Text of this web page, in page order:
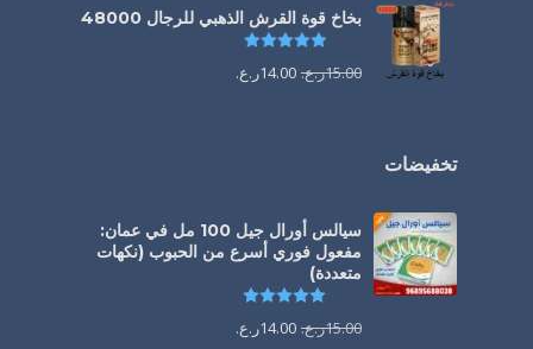
بخاخ قوة القرش الذهبي للرجال 48000
تم التقييم
15.00ر.ع. 14.00ر.ع.
تخفيضات
سيالس أورال جيل 100 مل في عمان:
مفعول فوري أسرع من الحبوب (نكهات
متعددة)
15.00ر.ع. 14.00ر.ع.